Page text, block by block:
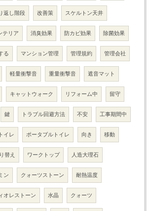
返し階段 改善策 スケルトン天井
テリア 消臭効果 防カビ効果 除菌効果
る マンション管理 管理規約 管理会社
軽量衝撃音 重量衝撃音 遮音マット
キャットウォーク リフォーム中 留守
鍵 トラブル回避方法 不安 工事期間中
イレ ポータブルトイレ 向き 移動
替え ワークトップ 人造大理石
ン クォーツストーン 耐熱温度
オレストーン 水晶 クォーツ